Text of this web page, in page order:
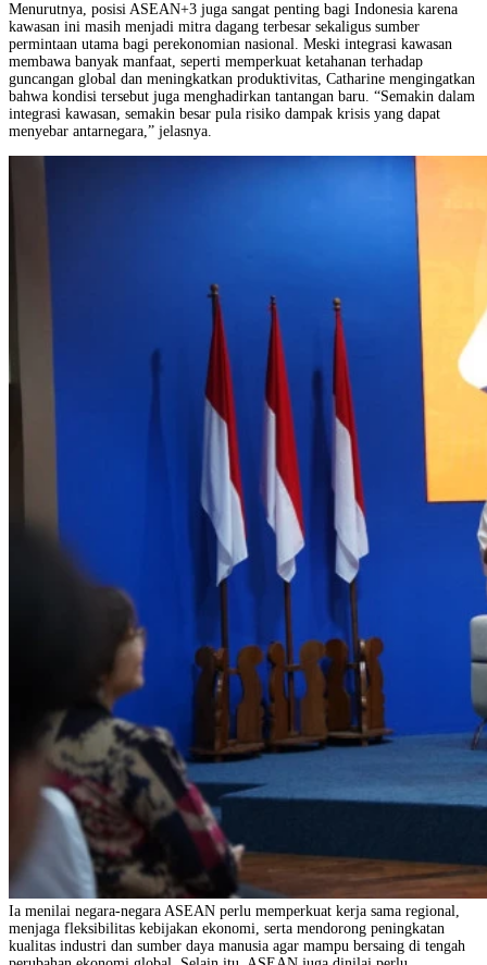
Menurutnya, posisi ASEAN+3 juga sangat penting bagi Indonesia karena
kawasan ini masih menjadi mitra dagang terbesar sekaligus sumber
permintaan utama bagi perekonomian nasional. Meski integrasi kawasan
membawa banyak manfaat, seperti memperkuat ketahanan terhadap
guncangan global dan meningkatkan produktivitas, Catharine mengingatkan
bahwa kondisi tersebut juga menghadirkan tantangan baru. “Semakin dalam
integrasi kawasan, semakin besar pula risiko dampak krisis yang dapat
menyebar antarnegara,” jelasnya.
Ia menilai negara-negara ASEAN perlu memperkuat kerja sama regional,
menjaga fleksibilitas kebijakan ekonomi, serta mendorong peningkatan
kualitas industri dan sumber daya manusia agar mampu bersaing di tengah